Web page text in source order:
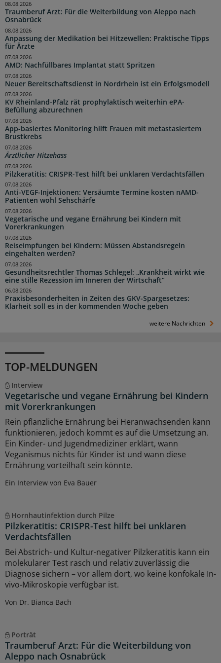
Traumberuf Arzt: Für die Weiterbildung von Aleppo nach
Osnabrück
08.08.2026
Anpassung der Medikation bei Hitzewellen: Praktische Tipps
für Ärzte
08.08.2026
AMD: Nachfüllbares Implantat statt Spritzen
07.08.2026
Neuer Bereitschaftsdienst in Nordrhein ist ein Erfolgsmodell
07.08.2026
KV Rheinland-Pfalz rät prophylaktisch weiterhin ePA-
Befüllung abzurechnen
07.08.2026
App-basiertes Monitoring hilft Frauen mit metastasiertem
Brustkrebs
07.08.2026
Ärztlicher Hitzehass
07.08.2026
Pilzkeratitis: CRISPR-Test hilft bei unklaren Verdachtsfällen
07.08.2026
Anti-VEGF-Injektionen: Versäumte Termine kosten nAMD-
Patienten wohl Sehschärfe
07.08.2026
Vegetarische und vegane Ernährung bei Kindern mit
Vorerkrankungen
07.08.2026
Reiseimpfungen bei Kindern: Müssen Abstandsregeln
eingehalten werden?
07.08.2026
Gesundheitsrechtler Thomas Schlegel: „Krankheit wirkt wie
eine stille Rezession im Inneren der Wirtschaft“
07.08.2026
Praxisbesonderheiten in Zeiten des GKV-Spargesetzes:
Klarheit soll es in der kommenden Woche geben
06.08.2026
weitere Nachrichten
TOP-MELDUNGEN
Interview
Vegetarische und vegane Ernährung bei Kindern
mit Vorerkrankungen
Rein pflanzliche Ernährung bei Heranwachsenden kann
funktionieren, jedoch kommt es auf die Umsetzung an.
Ein Kinder- und Jugendmediziner erklärt, wann
Veganismus nichts für Kinder ist und wann diese
Ernährung vorteilhaft sein könnte.
Ein Interview von Eva Bauer
Hornhautinfektion durch Pilze
Pilzkeratitis: CRISPR-Test hilft bei unklaren
Verdachtsfällen
Bei Abstrich- und Kultur-negativer Pilzkeratitis kann ein
molekularer Test rasch und relativ zuverlässig die
Diagnose sichern – vor allem dort, wo keine konfokale In-
vivo-Mikroskopie verfügbar ist.
Von Dr. Bianca Bach
Porträt
Traumberuf Arzt: Für die Weiterbildung von
Aleppo nach Osnabrück